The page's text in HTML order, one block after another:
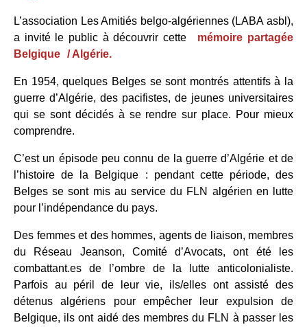
L’association Les Amitiés belgo-algériennes (LABA asbl),
a invité le public à découvrir cette
mémoire partagée
Belgique
/ Algérie.
En 1954, quelques Belges se sont montrés attentifs à la
guerre d’Algérie, des pacifistes, de jeunes universitaires
qui se sont décidés à se rendre sur place. Pour mieux
comprendre.
C’est un épisode peu connu de la guerre d’Algérie et de
l’histoire de la Belgique : pendant cette période, des
Belges se sont mis au service du FLN algérien en lutte
pour l’indépendance du pays.
Des femmes et des hommes, agents de liaison, membres
du Réseau Jeanson, Comité d’Avocats, ont été les
combattant.es de l’ombre de la lutte anticolonialiste.
Parfois au péril de leur vie, ils/elles ont assisté des
détenus algériens pour empêcher leur expulsion de
Belgique, ils ont aidé des membres du FLN à passer les